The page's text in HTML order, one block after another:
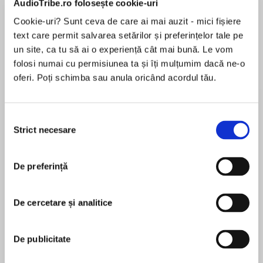
AudioTribe.ro folosește cookie-uri
Cookie-uri? Sunt ceva de care ai mai auzit - mici fișiere
text care permit salvarea setărilor și preferințelor tale pe
un site, ca tu să ai o experiență cât mai bună. Le vom
folosi numai cu permisiunea ta și îți mulțumim dacă ne-o
oferi. Poți schimba sau anula oricând acordul tău.
consimțământului
Strict necesare
De preferință
De cercetare și analitice
De publicitate
Desprecarte
Will Connor returns to his hometown, a village
north of Boston, to care for his injured mother.
reexamining a horrific incident that took place
during one of his mother’s “spirit circles.” His
mother had embraced the hippie generation’s
fascination with New Age and the arcane, but
end to the meetings of the modern-day coven.
pentru această carte
Neil Olson is the author of The Icon, a novel of art